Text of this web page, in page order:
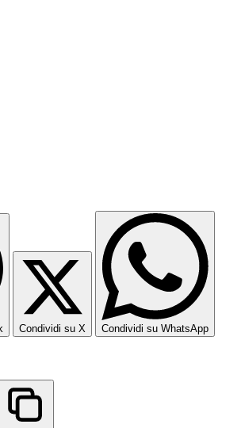
Condividi su X Condividi su WhatsApp